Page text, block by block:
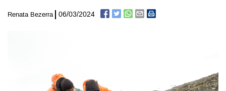
Renata Bezerra 06/03/2024